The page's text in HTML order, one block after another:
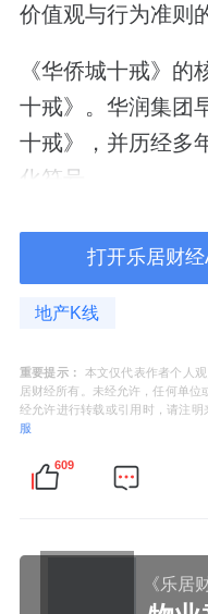
价值观与行为准则
《华侨城十戒》的
十戒》。华润集团
十戒》，并历经多
化符号。
而吴秉琪拥有深厚
华润营造、华润置地
城后，引入这套治
而自从画出这样一
动作，变得较为密
从3月份至今，华
三人分处华东区域
集团总部监督部
打开乐居财
地产K线
重要提示：
本文仅代表作者个人
居财经所有。未经允许，任何单位
经允许进行转载或引用时，请注明
服
609
《乐居